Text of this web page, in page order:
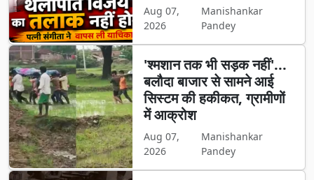
Aug 07,
2026
Manishankar
Pandey
'श्मशान तक भी सड़क नहीं'...
बलौदा बाजार से सामने आई
सिस्टम की हकीकत, ग्रामीणों
में आक्रोश
Aug 07,
2026
Manishankar
Pandey